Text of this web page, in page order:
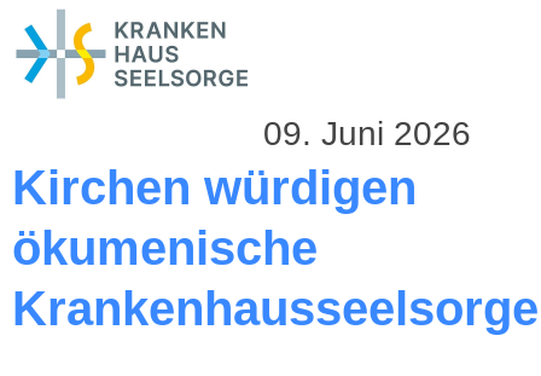
09. Juni 2026
Kirchen würdigen
ökumenische
Krankenhausseelsorge